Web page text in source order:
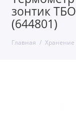
зонтик
(644801)
Главная Хранение